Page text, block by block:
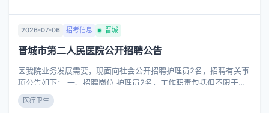
年、尿素100万吨/年、己内酰胺14万吨/年，位列2025年中国能源
企业500强第223位。集团旗下核心控股企业山西兰花科技创业股份
全生产建设需求，现公开招聘高校毕业生787人，具体如下： 一、
招聘岗位及具体人数 井下一线技术工人岗位775人； 地面一线技术
工人岗位12人。 二、招聘条件 （一）学历及专业要求 专科及以上
2026-07-06 招考信息 晋城
晋城市第二人民医院公开招聘公告
因我院业务发展需要，现面向社会公开招聘护理员2名，招聘有关事
项公告如下： 一、招聘岗位 护理员2名，工作职责包括但不限于：
1.为临床取药、送药；2.临床各类标本的转送，报告单的送达；3.危
重症、生活不能自理患者的陪检工作； 4.院内输血辅助工作；5.护
医疗卫生